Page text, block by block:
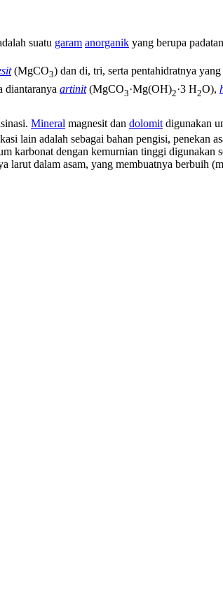
suatu garam anorganik yang berupa
(MgCO3) dan di, tri, serta pentahidratnya
diantaranya artinit(MgCO3·Mg(OH)2·3 H2O),
Mineral magnesit dan dolomit digunakan
lain adalah sebagai bahan pengisi, penekan
karbonat dengan kemurnian tinggi digunakan
larut dalam asam, yang membuatnya berbuih